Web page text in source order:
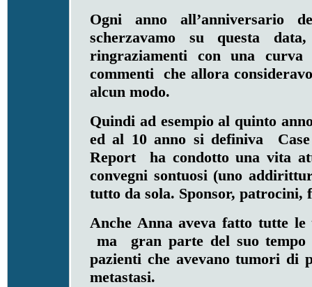
Ogni anno all’anniversario
scherzavamo su questa
ringraziamenti con una
commenti che allora
alcun modo.
Quindi ad esempio al quinto
ed al 10 anno si definiva
Report ha condotto una vita
convegni sontuosi (uno
tutto da sola. Sponsor,
Anche Anna aveva fatto tutte
ma gran parte del suo tempo
pazienti che avevano tumori di
metastasi.